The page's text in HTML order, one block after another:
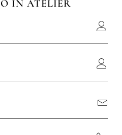
IN ATELIER